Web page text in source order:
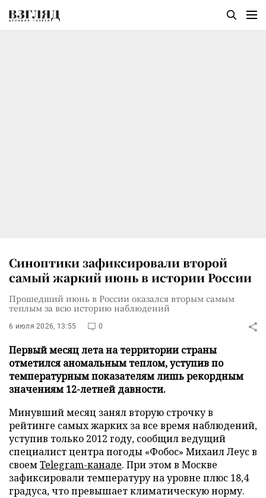
Синоптики зафиксировали второй
самый жаркий июнь в истории России
Прошедший июнь в России оказался вторым самым
теплым за всю историю наблюдений
6 июля 2026, 13:55 0
Первый месяц лета на территории страны
отметился аномальным теплом, уступив по
температурным показателям лишь рекордным
значениям 12-летней давности.
Минувший месяц занял вторую строчку в
рейтинге самых жарких за все время наблюдений,
уступив только 2012 году, сообщил ведущий
специалист центра погоды «Фобос» Михаил Леус в
своемTelegram-канале. При этом в Москве
зафиксировали температуру на уровне плюс 18,4
градуса, что превышает климатическую норму.